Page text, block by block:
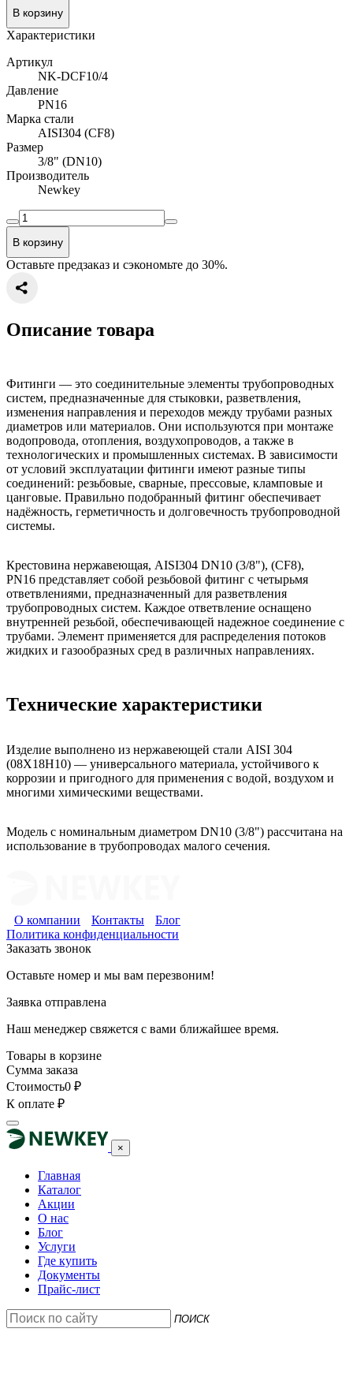
В корзину
Характеристики
Артикул
NK-DCF10/4
Давление
PN16
Марка стали
AISI304 (CF8)
Размер
3/8" (DN10)
Производитель
Newkey
В корзину
Оставьте предзаказ и сэкономьте до 30%.
Описание товара
Крестовина нержавеющая, AISI304 DN10 (3/8"), (CF8),
PN16 представляет собой резьбовой фитинг с четырьмя
ответвлениями, предназначенный для разветвления
трубопроводных систем. Каждое ответвление оснащено
внутренней резьбой, обеспечивающей надежное соединение с
трубами. Элемент применяется для распределения потоков
жидких и газообразных сред в различных направлениях.
Фитинги — это соединительные элементы трубопроводных
систем, предназначенные для стыковки, разветвления,
изменения направления и переходов между трубами разных
диаметров или материалов. Они используются при монтаже
водопровода, отопления, воздухопроводов, а также в
технологических и промышленных системах. В зависимости
от условий эксплуатации фитинги имеют разные типы
соединений: резьбовые, сварные, прессовые, кламповые и
цанговые. Правильно подобранный фитинг обеспечивает
надёжность, герметичность и долговечность трубопроводной
системы.
Технические характеристики
Изделие выполнено из нержавеющей стали AISI 304
(08Х18Н10) — универсального материала, устойчивого к
коррозии и пригодного для применения с водой, воздухом и
многими химическими веществами.
Модель с номинальным диаметром DN10 (3/8") рассчитана на
использование в трубопроводах малого сечения.
О компании Контакты
Блог
Политика конфиденциальности
Заказать звонок
Оставьте номер и мы вам перезвоним!
Заявка отправлена
Наш менеджер свяжется с вами ближайшее время.
Товары в корзине
Сумма заказа
Стоимость0 ₽
К оплате ₽
×
Главная
Каталог
Акции
О нас
Блог
Услуги
Где купить
Документы
Прайс-лист
ПОИСК